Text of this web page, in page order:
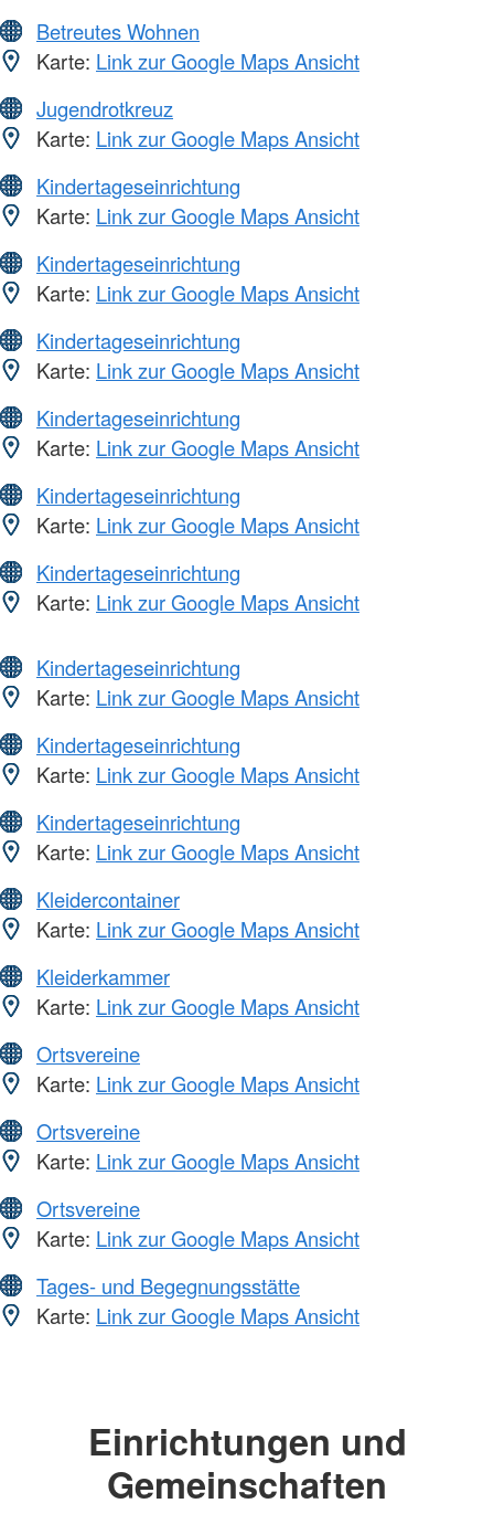
Betreutes Wohnen
Karte: Link zur Google Maps Ansicht
Jugendrotkreuz
Karte: Link zur Google Maps Ansicht
Kindertageseinrichtung
Karte: Link zur Google Maps Ansicht
Kindertageseinrichtung
Karte: Link zur Google Maps Ansicht
Kindertageseinrichtung
Karte: Link zur Google Maps Ansicht
Kindertageseinrichtung
Karte: Link zur Google Maps Ansicht
Kindertageseinrichtung
Karte: Link zur Google Maps Ansicht
Kindertageseinrichtung
Karte: Link zur Google Maps Ansicht
Kindertageseinrichtung
Karte: Link zur Google Maps Ansicht
Kindertageseinrichtung
Karte: Link zur Google Maps Ansicht
Kindertageseinrichtung
Karte: Link zur Google Maps Ansicht
Kleidercontainer
Karte: Link zur Google Maps Ansicht
Kleiderkammer
Karte: Link zur Google Maps Ansicht
Ortsvereine
Karte: Link zur Google Maps Ansicht
Ortsvereine
Karte: Link zur Google Maps Ansicht
Ortsvereine
Karte: Link zur Google Maps Ansicht
Tages- und Begegnungsstätte
Karte: Link zur Google Maps Ansicht
Einrichtungen und
Gemeinschaften